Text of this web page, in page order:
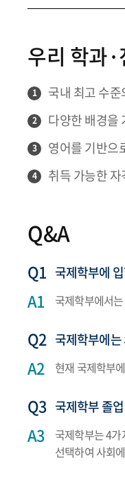
우리 학과·
1 국내 최고 수
2 다양한 배경을
3 영어를 기반으
4 취득 가능한
Q&A
국제학부에
국제학부에서
국제학부에
현재 국제학부
국제학부 졸
국제학부는 4
선택하여 사회